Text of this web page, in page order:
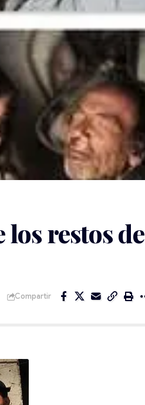
restos de
Compartir